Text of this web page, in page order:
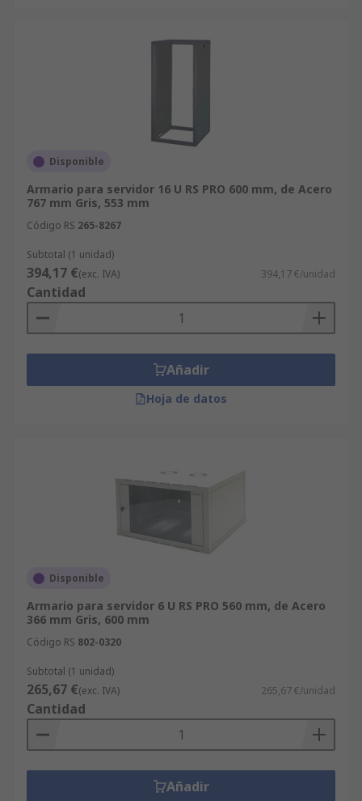
Disponible
Armario para servidor 16 U RS PRO 600 mm, de Acero
767 mm Gris, 553 mm
Código RS 265-8267
Subtotal (1 unidad)
394,17 €(exc. IVA) 394,17 €/unidad
Cantidad
Añadir
Hoja de datos
Disponible
Armario para servidor 6 U RS PRO 560 mm, de Acero
366 mm Gris, 600 mm
Código RS 802-0320
Subtotal (1 unidad)
265,67 €(exc. IVA) 265,67 €/unidad
Cantidad
Añadir